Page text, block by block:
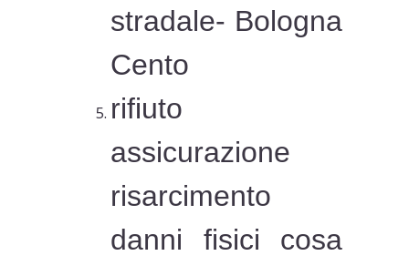
stradale- Bologna
Cento
rifiuto
assicurazione
risarcimento
danni fisici cosa